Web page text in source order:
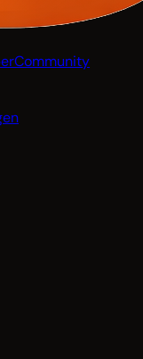
Community